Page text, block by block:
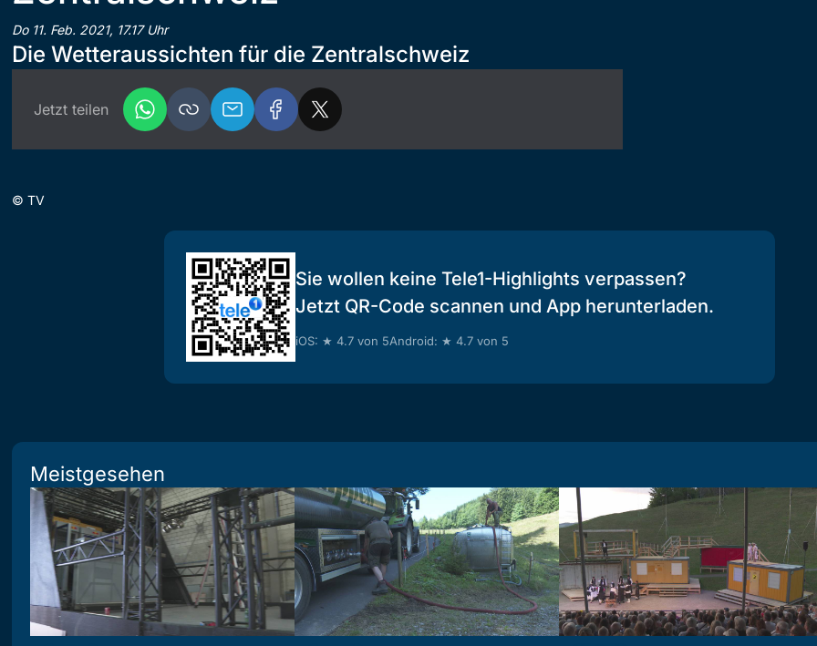
Do 11. Feb. 2021, 17.17 Uhr
Die Wetteraussichten für die Zentralschweiz
Jetzt teilen
© TV
Sie wollen keine Tele1-Highlights verpassen?
Jetzt QR-Code scannen und App herunterladen.
iOS: ★ 4.7 von 5Android: ★ 4.7 von 5
Meistgesehen